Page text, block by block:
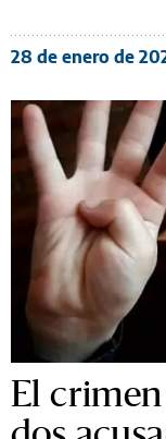
28 de enero de
El